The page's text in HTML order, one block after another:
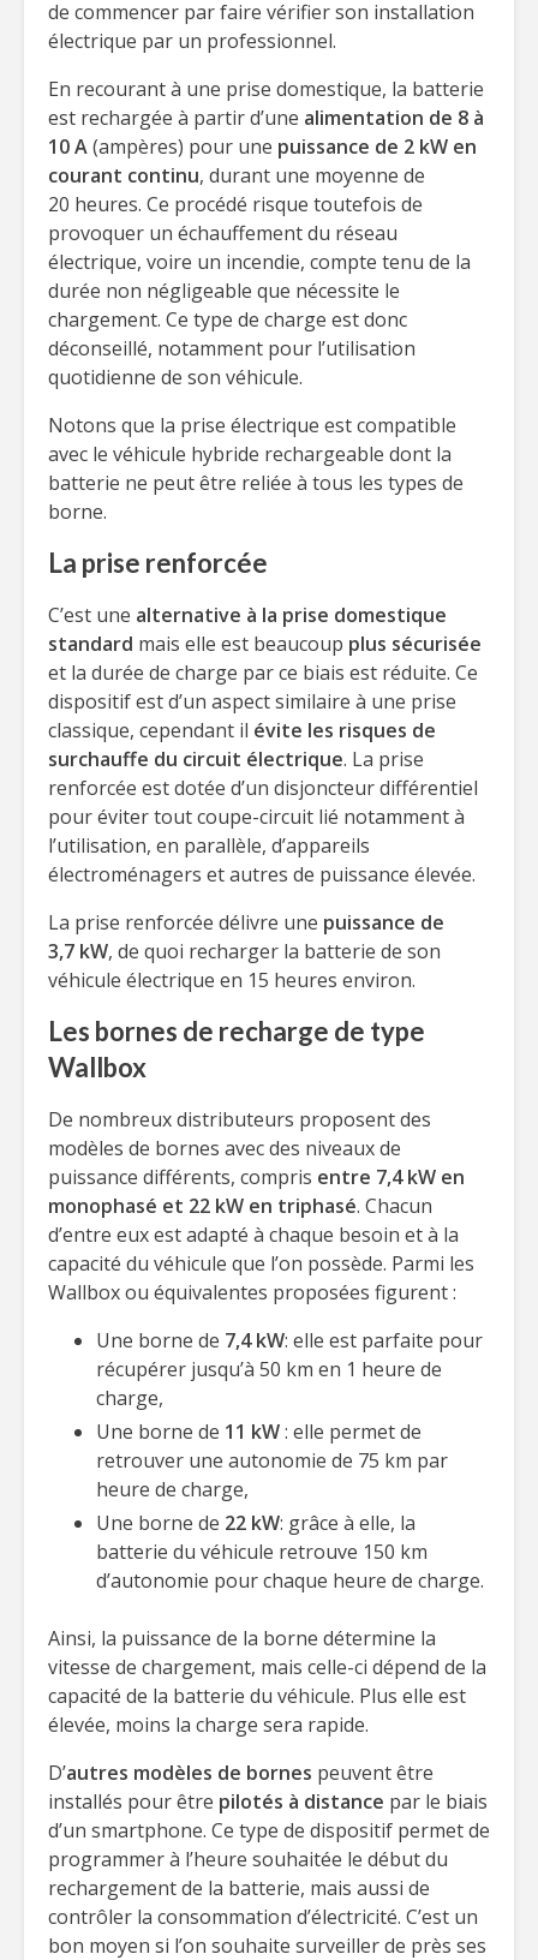
de commencer par faire vérifier son installation
électrique par un professionnel.
En recourant à une prise domestique, la batterie
est rechargée à partir d’une alimentation de 8 à
10 A(ampères) pour une puissance de 2 kW en
courant continu, durant une moyenne de
20 heures. Ce procédé risque toutefois de
provoquer un échauffement du réseau
électrique, voire un incendie, compte tenu de la
durée non négligeable que nécessite le
chargement. Ce type de charge est donc
déconseillé, notamment pour l’utilisation
quotidienne de son véhicule.
Notons que la prise électrique est compatible
avec le véhicule hybride rechargeable dont la
batterie ne peut être reliée à tous les types de
borne.
La prise renforcée
C’est une alternative à la prise domestique
standard mais elle est beaucoup plus sécurisée
et la durée de charge par ce biais est réduite. Ce
dispositif est d’un aspect similaire à une prise
classique, cependant il évite les risques de
surchauffe du circuit électrique. La prise
renforcée est dotée d’un disjoncteur différentiel
pour éviter tout coupe-circuit lié notamment à
l’utilisation, en parallèle, d’appareils
électroménagers et autres de puissance élevée.
La prise renforcée délivre une puissance de
3,7 kW, de quoi recharger la batterie de son
véhicule électrique en 15 heures environ.
Les bornes de recharge de type
Wallbox
De nombreux distributeurs proposent des
modèles de bornes avec des niveaux de
puissance différents, compris entre 7,4 kW en
monophasé et 22 kW en triphasé. Chacun
d’entre eux est adapté à chaque besoin et à la
capacité du véhicule que l’on possède. Parmi les
Wallbox ou équivalentes proposées figurent :
Une borne de 7,4 kW: elle est parfaite pour
récupérer jusqu’à 50 km en 1 heure de
charge,
Une borne de 11 kW: elle permet de
retrouver une autonomie de 75 km par
heure de charge,
Une borne de 22 kW: grâce à elle, la
batterie du véhicule retrouve 150 km
d’autonomie pour chaque heure de charge.
Ainsi, la puissance de la borne détermine la
vitesse de chargement, mais celle-ci dépend de la
capacité de la batterie du véhicule. Plus elle est
élevée, moins la charge sera rapide.
D’autres modèles de bornes peuvent être
installés pour être pilotés à distance par le biais
d’un smartphone. Ce type de dispositif permet de
programmer à l’heure souhaitée le début du
rechargement de la batterie, mais aussi de
contrôler la consommation d’électricité. C’est un
bon moyen si l’on souhaite surveiller de près ses